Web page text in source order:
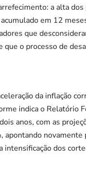
a alta
em 12
que
que o processo de
da inflação
indica o Relatório
anos, com as
apontando
intensificação dos